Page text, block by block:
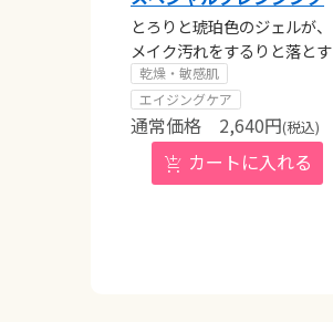
とろりと琥珀色のジェルが、
メイク汚れをするりと落とす
乾燥・敏感肌
エイジングケア
2,640円(税込)